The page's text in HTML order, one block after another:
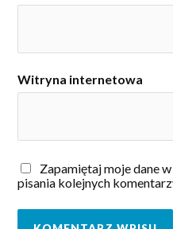
Witryna internetowa
Zapamiętaj moje dane
pisania kolejnych